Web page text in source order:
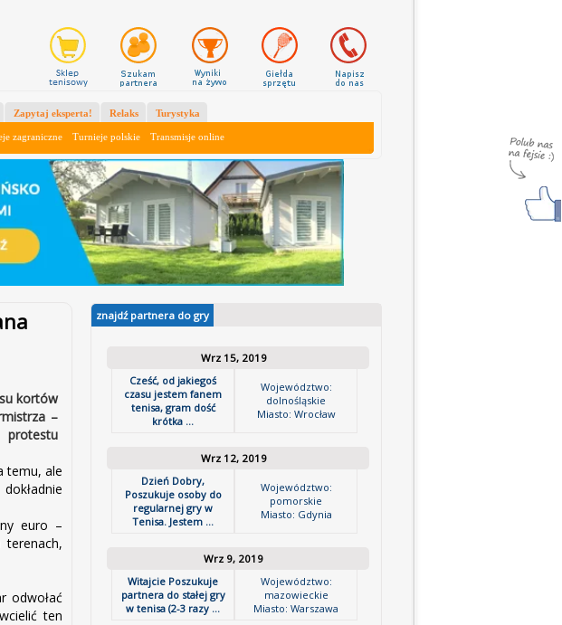
zagraniczne Turnieje polskie Transmisje online
Zapytaj eksperta! Relaks Turystyka
kortów
–
temu, ale
euro –
odwołać
ten
znajdź partnera do gry
Wrz 15, 2019
Cześć, od jakiegoś
czasu jestem fanem
tenisa, gram dość
krótka ...
Województwo:
dolnośląskie
Miasto: Wrocław
Wrz 12, 2019
Dzień Dobry,
Poszukuje osoby do
regularnej gry w
Tenisa. Jestem ...
Województwo:
pomorskie
Miasto: Gdynia
Wrz 9, 2019
Witajcie Poszukuje
partnera do stałej gry
w tenisa (2-3 razy ...
Województwo:
mazowieckie
Miasto: Warszawa